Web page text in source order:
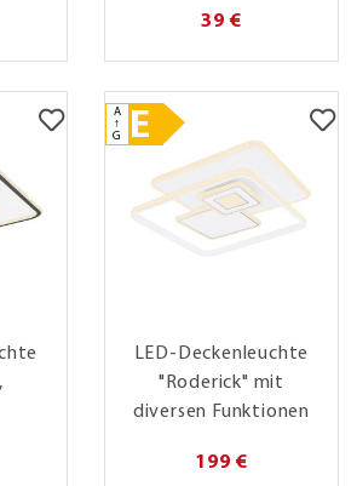
39 €
A
↑
G
E
LED-Deckenleuchte
"Roderick" mit
diversen Funktionen
199 €